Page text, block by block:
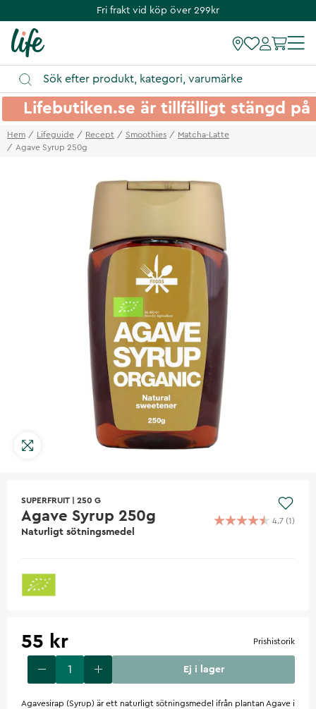
Fri frakt vid köp över 299kr
Lifebutiken.se är tillfälligt stängd
Hem Lifeguide Recept Smoothies
Matcha-Latte
Agave Syrup 250g
SUPERFRUIT 250 G
Agave Syrup 250g
Naturligt sötningsmedel
4.7 (1)
55 kr Prishistorik
Ej i lager
Agavesirap (Syrup) är ett naturligt sötningsmedel ifrån plantan Agave i